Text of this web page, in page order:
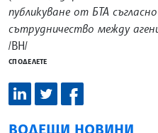
публикуване от БТА
сътрудничество между
/ВН/
СПОДЕЛЕТЕ
ВОДЕЩИ НОВИНИ